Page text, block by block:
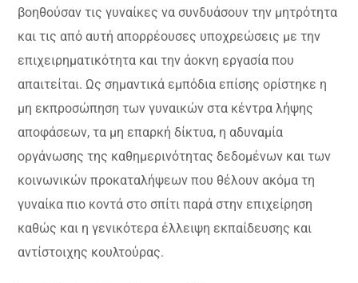
βοηθούσαν τις γυναίκες να συνδυάσουν την μητρότητα
και τις από αυτή απορρέουσες υποχρεώσεις με την
επιχειρηματικότητα και την άοκνη εργασία που
απαιτείται. Ως σημαντικά εμπόδια επίσης ορίστηκε η
μη εκπροσώπηση των γυναικών στα κέντρα λήψης
αποφάσεων, τα μη επαρκή δίκτυα, η αδυναμία
οργάνωσης της καθημερινότητας δεδομένων και των
κοινωνικών προκαταλήψεων που θέλουν ακόμα τη
γυναίκα πιο κοντά στο σπίτι παρά στην επιχείρηση
καθώς και η γενικότερα έλλειψη εκπαίδευσης και
αντίστοιχης κουλτούρας.